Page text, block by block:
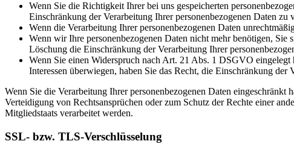
Wenn Sie die Richtigkeit Ihrer bei uns gespeicherten
Einschränkung der Verarbeitung Ihrer personenbezogenen Daten zu
Wenn die Verarbeitung Ihrer personenbezogenen Daten
Wenn wir Ihre personenbezogenen Daten nicht mehr benötigen,
Löschung die Einschränkung der Verarbeitung Ihrer
Wenn Sie einen Widerspruch nach Art. 21 Abs. 1 DSGVO eingelegt
Interessen überwiegen, haben Sie das Recht, die Einschränkung
Wenn Sie die Verarbeitung Ihrer personenbezogenen Daten
Verteidigung von Rechtsansprüchen oder zum Schutz der Rechte einer
Mitgliedstaats verarbeitet werden.
SSL- bzw. TLS-Verschlüsselung